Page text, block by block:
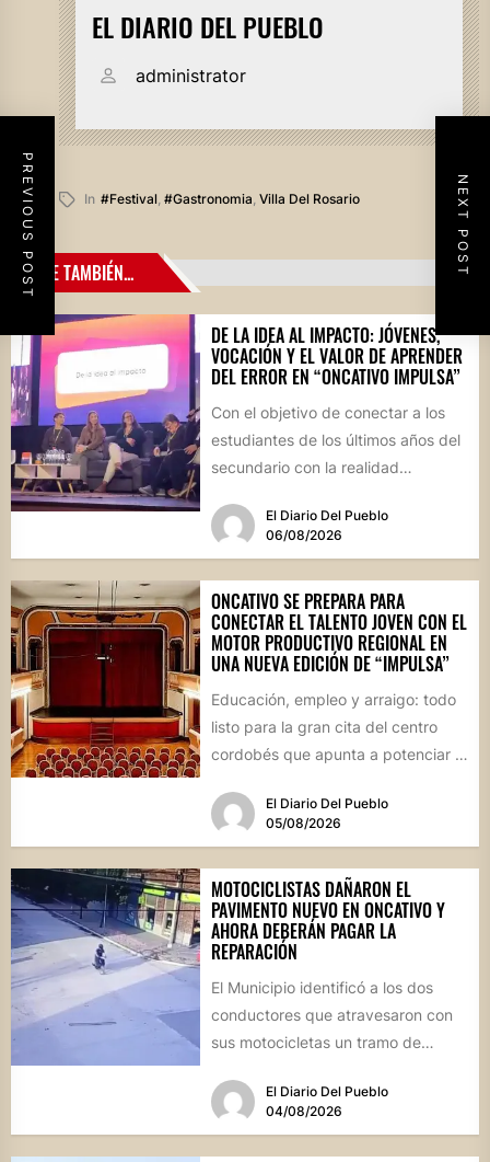
EL DIARIO DEL PUEBLO
administrator
In #festival, #gastronomia Villa Del Rosario
PREVIOUS POST NEXT POST
LEE TAMBIÉN...
DE LA IDEA AL IMPACTO: JÓVENES,
VOCACIÓN Y EL VALOR DE APRENDER
DEL ERROR EN “ONCATIVO IMPULSA”
Con el objetivo de conectar a los
estudiantes de los últimos años del
secundario con la realidad
El Diario Del Pueblo
06/08/2026
ONCATIVO SE PREPARA PARA
CONECTAR EL TALENTO JOVEN CON EL
MOTOR PRODUCTIVO REGIONAL EN
UNA NUEVA EDICIÓN DE “IMPULSA”
Educación, empleo y arraigo: todo
listo para la gran cita del centro
cordobés que apunta a potenciar el
El Diario Del Pueblo
05/08/2026
MOTOCICLISTAS DAÑARON EL
PAVIMENTO NUEVO EN ONCATIVO Y
AHORA DEBERÁN PAGAR LA
REPARACIÓN
El Municipio identificó a los dos
conductores que atravesaron con
sus motocicletas un tramo de
calle...
El Diario Del Pueblo
04/08/2026